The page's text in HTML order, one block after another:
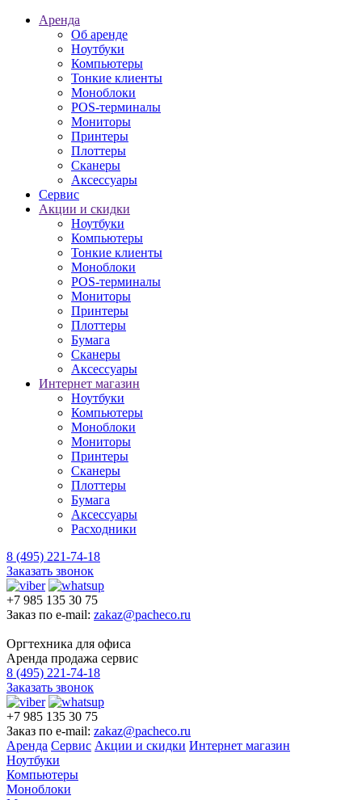
Аренда
Об аренде
Ноутбуки
Компьютеры
Тонкие клиенты
Моноблоки
POS-терминалы
Мониторы
Принтеры
Плоттеры
Сканеры
Аксессуары
Сервис
Акции и скидки
Ноутбуки
Компьютеры
Тонкие клиенты
Моноблоки
POS-терминалы
Мониторы
Принтеры
Плоттеры
Бумага
Сканеры
Аксессуары
Интернет магазин
Ноутбуки
Компьютеры
Моноблоки
Мониторы
Принтеры
Сканеры
Плоттеры
Бумага
Аксессуары
Расходники
8 (495) 221-74-18
Заказать звонок
+7 985 135 30 75
Заказ по e-mail: zakaz@pacheco.ru
Оргтехника для офиса
Аренда продажа сервис
8 (495) 221-74-18
Заказать звонок
+7 985 135 30 75
Заказ по e-mail: zakaz@pacheco.ru
Аренда Сервис Акции и скидки Интернет магазин
Ноутбуки
Компьютеры
Моноблоки